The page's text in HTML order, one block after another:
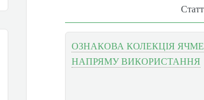
ОЗНАКОВА КОЛЕКЦІЯ
НАПРЯМУ ВИКОРИСТАННЯ